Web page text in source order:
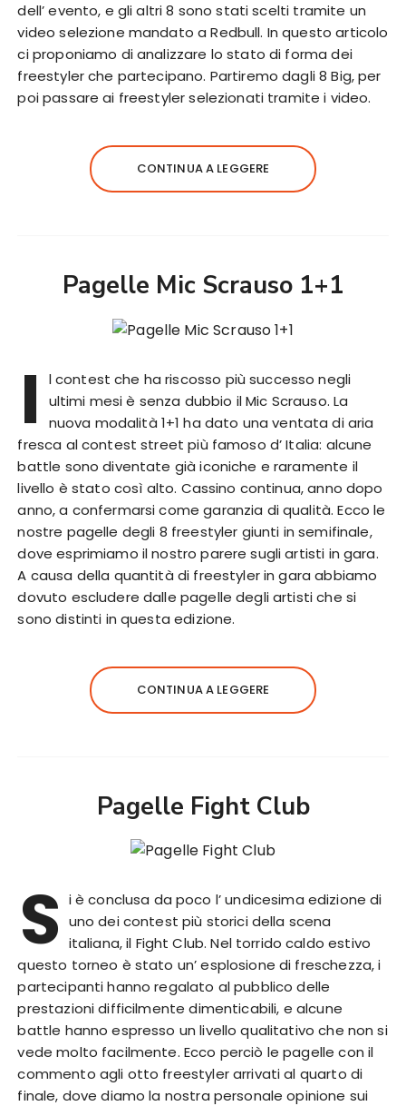
dell’ evento, e gli altri 8 sono stati scelti tramite un
video selezione mandato a Redbull. In questo articolo
ci proponiamo di analizzare lo stato di forma dei
freestyler che partecipano. Partiremo dagli 8 Big, per
poi passare ai freestyler selezionati tramite i video.
CONTINUA A LEGGERE
Pagelle Mic Scrauso 1+1
I
l contest che ha riscosso più successo negli
ultimi mesi è senza dubbio il Mic Scrauso. La
nuova modalità 1+1 ha dato una ventata di aria
fresca al contest street più famoso d’ Italia: alcune
battle sono diventate già iconiche e raramente il
livello è stato così alto. Cassino continua, anno dopo
anno, a confermarsi come garanzia di qualità. Ecco le
nostre pagelle degli 8 freestyler giunti in semifinale,
dove esprimiamo il nostro parere sugli artisti in gara.
A causa della quantità di freestyler in gara abbiamo
dovuto escludere dalle pagelle degli artisti che si
sono distinti in questa edizione.
CONTINUA A LEGGERE
Pagelle Fight Club
S i è conclusa da poco l’ undicesima edizione di
uno dei contest più storici della scena
italiana, il Fight Club. Nel torrido caldo estivo
questo torneo è stato un’ esplosione di freschezza, i
partecipanti hanno regalato al pubblico delle
prestazioni difficilmente dimenticabili, e alcune
battle hanno espresso un livello qualitativo che non si
vede molto facilmente. Ecco perciò le pagelle con il
commento agli otto freestyler arrivati al quarto di
finale, dove diamo la nostra personale opinione sui